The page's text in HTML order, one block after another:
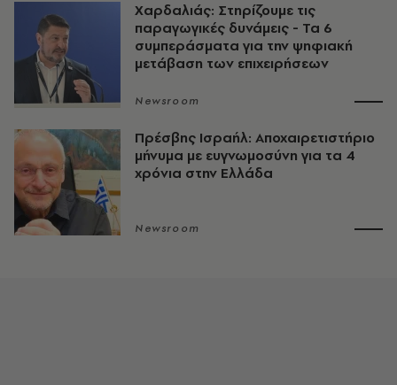
Χαρδαλιάς: Στηρίζουμε τις
παραγωγικές δυνάμεις - Τα 6
συμπεράσματα για την ψηφιακή
μετάβαση των επιχειρήσεων
Newsroom
Πρέσβης Ισραήλ: Αποχαιρετιστήριο
μήνυμα με ευγνωμοσύνη για τα 4
χρόνια στην Ελλάδα
Newsroom